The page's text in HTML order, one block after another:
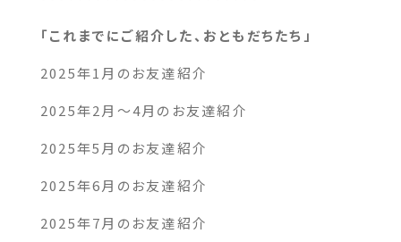
「これまでにご紹介した、おともだちたち」
2025年1月のお友達紹介
2025年2月～4月のお友達紹介
2025年5月のお友達紹介
2025年6月のお友達紹介
2025年7月のお友達紹介